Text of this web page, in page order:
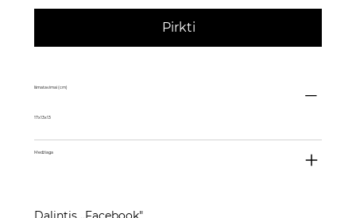
Pirkti
Išmatavimai (cm)
17x13x13
Medžiaga